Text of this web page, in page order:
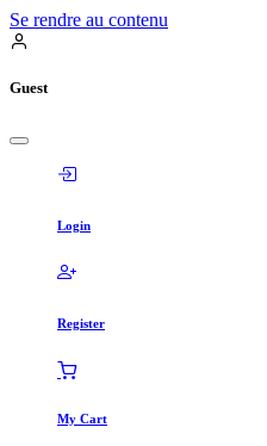
Se rendre au contenu
Guest
Login
Register
My Cart